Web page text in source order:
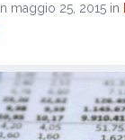
maggio 25, 2015 in